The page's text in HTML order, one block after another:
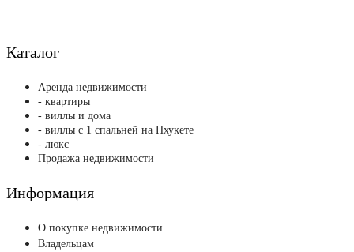
Каталог
Аренда недвижимости
- квартиры
- виллы и дома
- виллы с 1 спальней на Пхукете
- люкс
Продажа недвижимости
Информация
О покупке недвижимости
Владельцам